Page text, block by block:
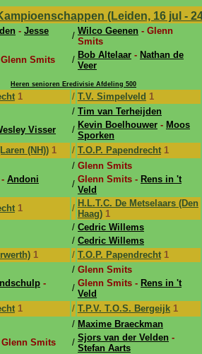
(Leiden, 16 jul -
- Jesse
/ Wilco Geenen - Glenn
Smits
Smits / Bob Altelaar - Nathan de
Veer
Heren senioren Eredivisie Afdeling 500
1 / T.V. Simpelveld 1
/ Tim van Terheijden
Visser / Kevin Boelhouwer - Moos
Sporken
(NH)) 1 / T.O.P. Papendrecht 1
/ Glenn Smits
Andoni
/ Glenn Smits - Rens in 't
Veld
1 / H.L.T.C. De Metselaars (Den
Haag) 1
/ Cedric Willems
/ Cedric Willems
1 / T.O.P. Papendrecht 1
/ Glenn Smits
-
/ Glenn Smits - Rens in 't
Veld
1 / T.P.V. T.O.S. Bergeijk 1
/ Maxime Braeckman
Glenn Smits / Sjors van der Velden -
Stefan Aarts